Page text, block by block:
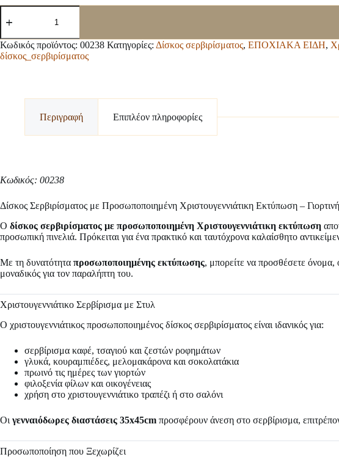
Χριστουγεννιάτικος
δίσκος
ποσότητα
Κωδικός προϊόντος: 00238 Κατηγορίες: Δίσκος σερβιρίσματος, ΕΠΟΧΙΑΚΑ ΕΙΔΗ,
δίσκος_σερβιρίσματος
Περιγραφή Επιπλέον πληροφορίες
Κωδικός: 00238
Δίσκος Σερβιρίσματος με Προσωποποιημένη Χριστουγεννιάτικη Εκτύπωση –
Ο δίσκος σερβιρίσματος με προσωποποιημένη Χριστουγεννιάτικη εκτύπωση
προσωπική πινελιά. Πρόκειται για ένα πρακτικό και ταυτόχρονα καλαίσθητο
Με τη δυνατότητα προσωποποιημένης εκτύπωσης, μπορείτε να προσθέσετε όνομα,
μοναδικός για τον παραλήπτη του.
Χριστουγεννιάτικο Σερβίρισμα με Στυλ
Ο χριστουγεννιάτικος προσωποποιημένος δίσκος σερβιρίσματος είναι ιδανικός για:
σερβίρισμα καφέ, τσαγιού και ζεστών ροφημάτων
γλυκά, κουραμπιέδες, μελομακάρονα και σοκολατάκια
πρωινό τις ημέρες των γιορτών
φιλοξενία φίλων και οικογένειας
χρήση στο χριστουγεννιάτικο τραπέζι ή στο σαλόνι
Οι γενναιόδωρες διαστάσεις 35x45cm προσφέρουν άνεση στο σερβίρισμα,
Προσωποποίηση που Ξεχωρίζει